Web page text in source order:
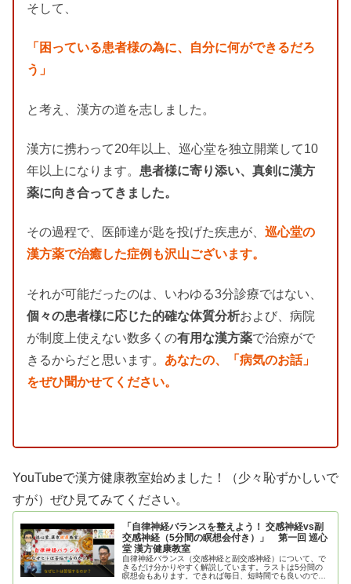
そして、
「困っている患者様の為に、自分に何ができるだろ
う」
と考え、漢方の道を志しました。
漢方に携わって20年以上、巡心堂を独立開業して10
年以上になります。 患者様に寄り添い、真剣に漢方
薬に向き合ってきました。
その過程で、医師達が匙を投げた疾患が、 巡心堂の
漢方薬で治癒した症例も沢山ございます。
それが可能だったのは、いわゆる3分診療ではない、
個々の患者様に応じた的確な体質分析および、病院
が制度上使えない数多くの有用な漢方薬で治療がで
きるからだと思います。 あなたの、「病気のお話」
をぜひ聞かせてください。
YouTubeで漢方健康教室始めました！（少々恥ずかしいで
すが）ぜひ見てみてください。
「自律神経バランスを整えよう！ 交感神経vs副
交感神経（5分間の瞑想会付き）」 第一回 巡心
堂 漢方健康教室
自律神経バランス（交感神経と副交感神経）について、で
きるだけ分かりやすく解説しています。ラストは5分間の
瞑想会もあります。できれば毎日、短時間でも良いので瞑